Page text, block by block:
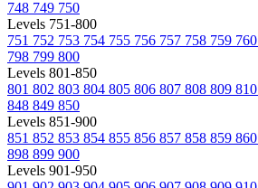
748 749 750
Levels 751-800
751 752 753 754 755 756 757 758 759 760
798 799 800
Levels 801-850
801 802 803 804 805 806 807 808 809 810
848 849 850
Levels 851-900
851 852 853 854 855 856 857 858 859 860
898 899 900
Levels 901-950